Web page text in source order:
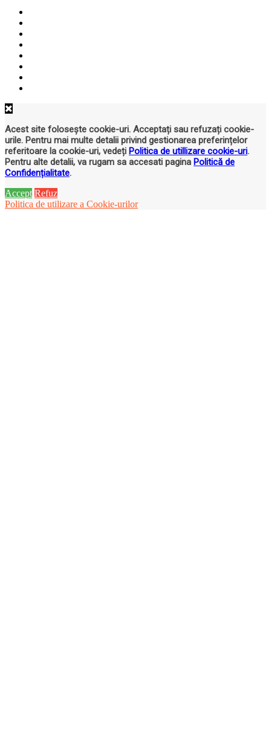
Acest site folosește cookie-uri. Acceptați sau refuzați cookie-
urile. Pentru mai multe detalii privind gestionarea preferințelor
referitoare la cookie-uri, vedeți Politica de utillizare cookie-uri.
Pentru alte detalii, va rugam sa accesati pagina Politică de
Confidențialitate.
Accept Refuz
Politica de utilizare a Cookie-urilor